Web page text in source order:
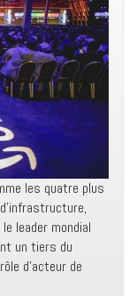
les quatre plus
leader mondial
un tiers du
d’acteur de